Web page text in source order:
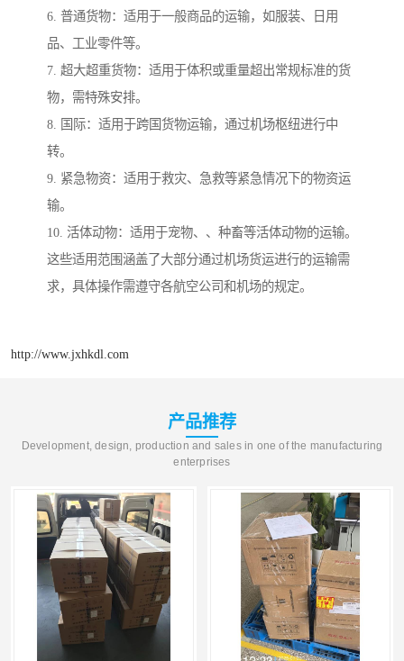
6. 普通货物：适用于一般商品的运输，如服装、日用
品、工业零件等。
7. 超大超重货物：适用于体积或重量超出常规标准的货
物，需特殊安排。
8. 国际：适用于跨国货物运输，通过机场枢纽进行中
转。
9. 紧急物资：适用于救灾、急救等紧急情况下的物资运
输。
10. 活体动物：适用于宠物、、种畜等活体动物的运输。
这些适用范围涵盖了大部分通过机场货运进行的运输需
求，具体操作需遵守各航空公司和机场的规定。
http://www.jxhkdl.com
产品推荐
Development, design, production and sales in one of the manufacturing
enterprises